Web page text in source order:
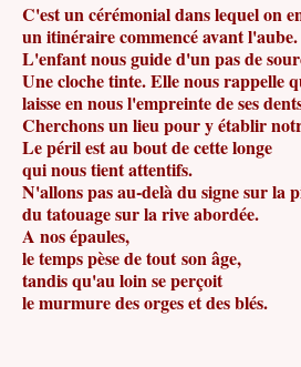
C'est un cérémonial dans lequel on
un itinéraire commencé avant l'aube.
L'enfant nous guide d'un pas de
Une cloche tinte. Elle nous rappelle
laisse en nous l'empreinte de ses
Cherchons un lieu pour y établir
Le péril est au bout de cette longe
qui nous tient attentifs.
N'allons pas au-delà du signe sur la
du tatouage sur la rive abordée.
A nos épaules,
le temps pèse de tout son âge,
tandis qu'au loin se perçoit
le murmure des orges et des blés.